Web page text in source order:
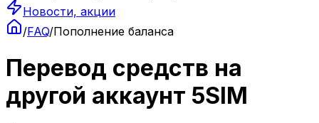
Новости, акции
/FAQ/Пополнение баланса
Перевод средств на
другой аккаунт 5SIM